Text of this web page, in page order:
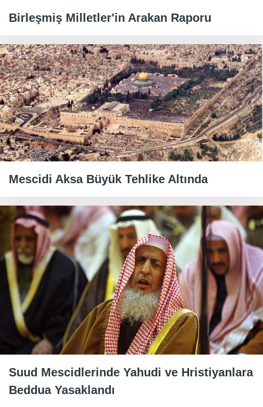
Birleşmiş Milletler'in Arakan Raporu
Mescidi Aksa Büyük Tehlike Altında
Suud Mescidlerinde Yahudi ve Hristiyanlara
Beddua Yasaklandı